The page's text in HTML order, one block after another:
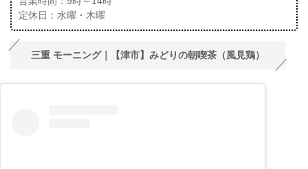
定休日：水曜・木曜
三重 モーニング｜【津市】みどりの朝喫茶（風見鶏）